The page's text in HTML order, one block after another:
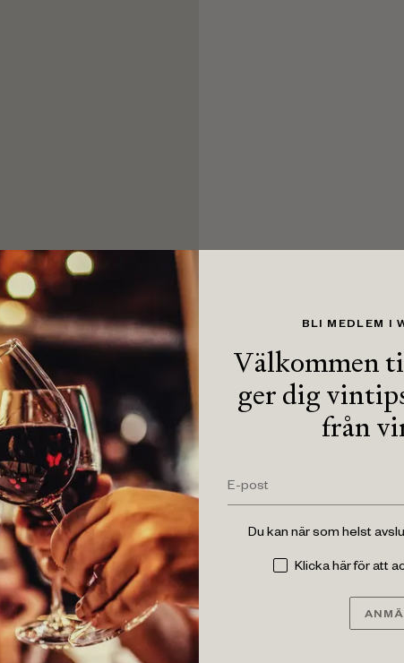
BLI MEDLEM I
Välkommen
ger dig
från
Du kan när som helst
Klicka här för att